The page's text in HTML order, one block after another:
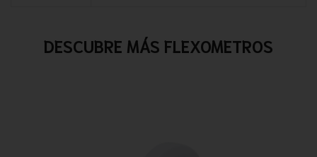
DESCUBRE MÁS FLEXOMETROS